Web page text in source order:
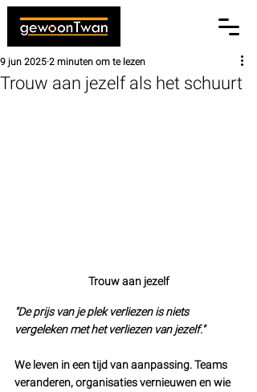
Trouw aan jezelf als het schuurt
9 jun 2025 2 minuten om te lezen
Trouw aan jezelf
"De prijs van je plek verliezen is niets
vergeleken met het verliezen van jezelf."
We leven in een tijd van aanpassing. Teams
veranderen, organisaties vernieuwen en wie